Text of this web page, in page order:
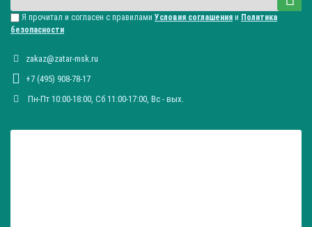
- простой способ установки;
- имеет отверстия для бортовых веревок, тросов, которые
Я прочитал и согласен с правилами Условия соглашения и Политика
безопасности
zakaz@zatar-msk.ru
+7 (495) 908-78-17
Пн-Пт 10:00-18:00, Сб 11:00-17:00, Вc - вых.